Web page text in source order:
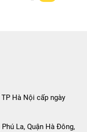
Hà Nội cấp ngày
La, Quận Hà Đông,